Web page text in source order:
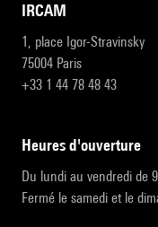
IRCAM
1, place Igor-Stravinsky
75004 Paris
+33 1 44 78 48 43
heures d'ouverture
Du lundi au vendredi de
Fermé le samedi et le